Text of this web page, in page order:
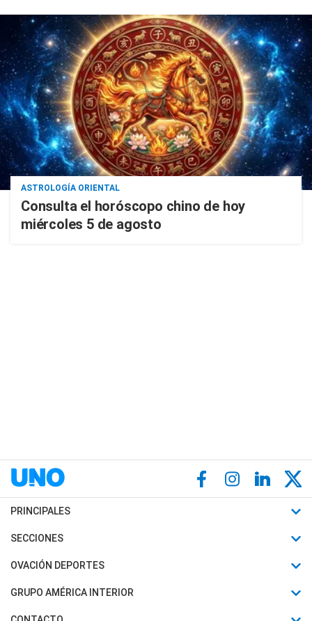
ASTROLOGÍA ORIENTAL
Consulta el horóscopo chino de hoy
miércoles 5 de agosto
PRINCIPALES
Últimas Noticias
Política
SECCIONES
Horóscopo
Motores
OVACIÓN DEPORTES
Fútbol
Mundial
GRUPO AMÉRICA INTERIOR